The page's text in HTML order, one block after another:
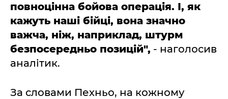
повноцінна бойова операція. І, як
кажуть наші бійці, вона значно
важча, ніж, наприклад, штурм
безпосередньо позицій", - наголосив
аналітик.
За словами Пехньо, на кожному